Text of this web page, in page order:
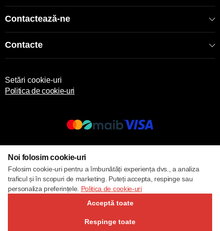
Contactează-ne
Contacte
Setări cookie-uri
Politica de cookie-uri
Noi folosim cookie-uri
Folosim cookie-uri pentru a îmbunătăți experiența dvs., a analiza
traficul și în scopuri de marketing. Puteți accepta, respinge sau
personaliza preferințele. Politica de cookie-uri
Acceptă toate
Respinge toate